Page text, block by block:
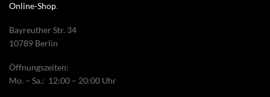
Online-Shop.
Bayreuther Str. 34
10789 Berlin
Öffnungszeiten:
Mo. – Sa.: 12:00 – 20:00 Uhr